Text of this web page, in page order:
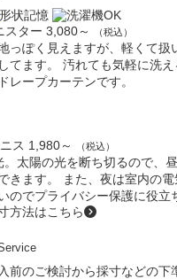
スター 3,080～ （税込）
っぽく見えますが、軽くて扱
てます。 汚れても気軽に洗
レープカーテンです。
ス 1,980～ （税込）
。太陽の光を断ち切るので、
きます。 また、夜は室内の
のでプライバシー保護に役立
方法はこちら
前のご検討から採寸などの下